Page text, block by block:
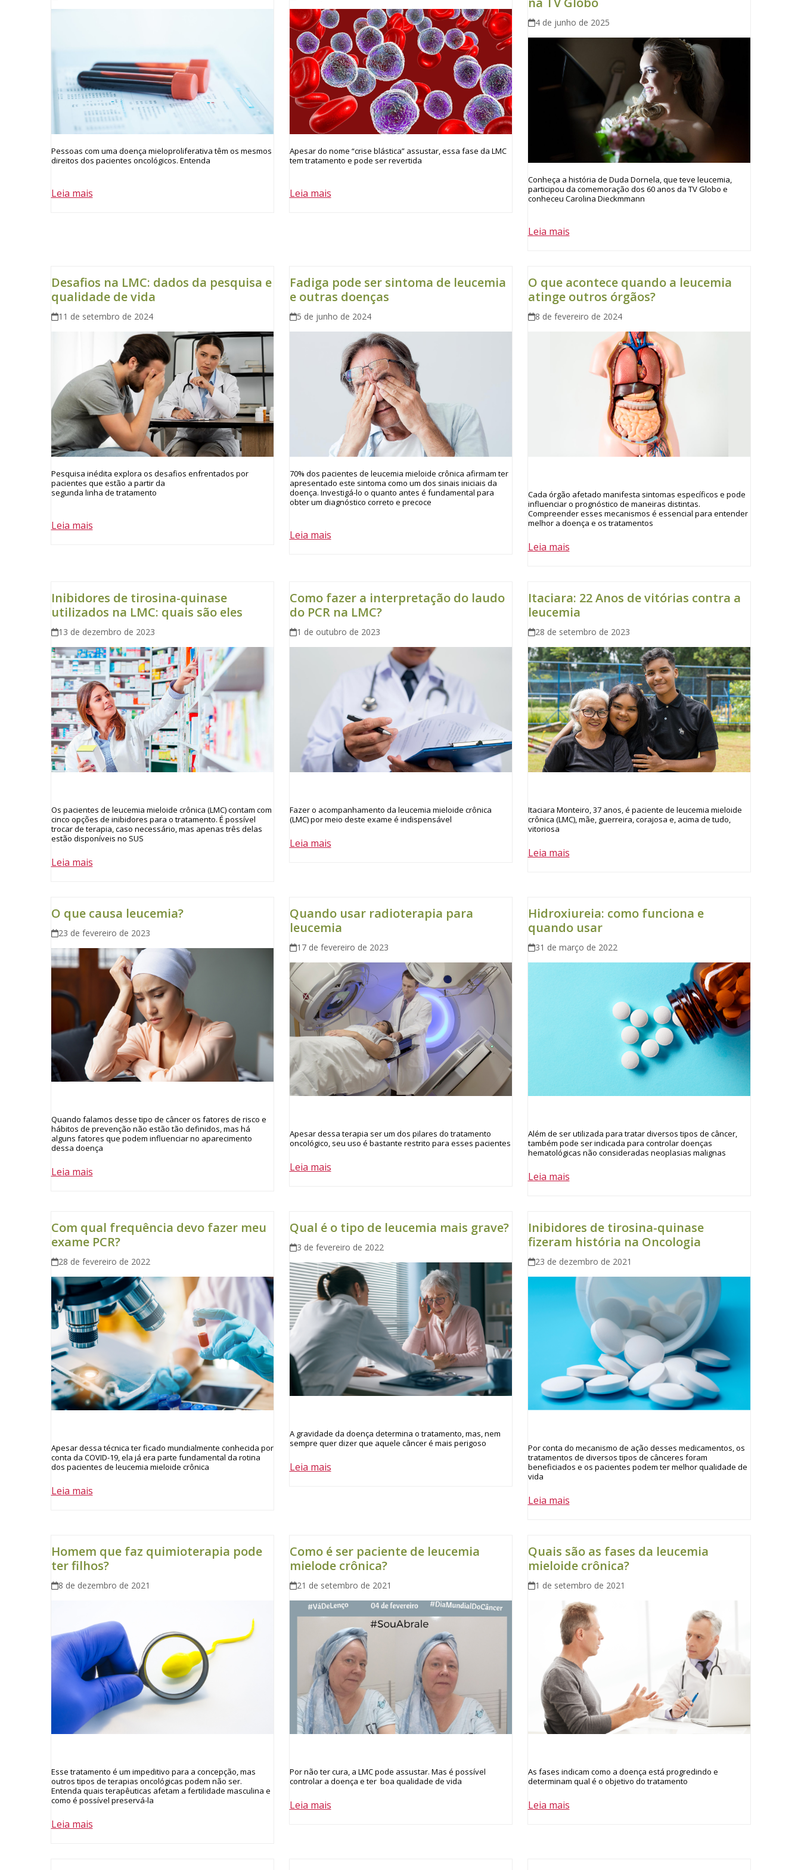
Pessoas com uma doença mieloproliferativa têm os mesmos
direitos dos pacientes oncológicos. Entenda
Leia mais
Apesar do nome “crise blástica” assustar, essa fase da LMC
tem tratamento e pode ser revertida
Leia mais
4 de junho de 2025
Conheça a história de Duda Dornela, que teve leucemia,
participou da comemoração dos 60 anos da TV Globo e
conheceu Carolina Dieckmmann
Leia mais
Desafios na LMC: dados da pesquisa e
qualidade de vida
11 de setembro de 2024
Pesquisa inédita explora os desafios enfrentados por
pacientes que estão a partir da
segunda linha de tratamento
Leia mais
Fadiga pode ser sintoma de leucemia
e outras doenças
5 de junho de 2024
70% dos pacientes de leucemia mieloide crônica afirmam ter
apresentado este sintoma como um dos sinais iniciais da
doença. Investigá-lo o quanto antes é fundamental para
obter um diagnóstico correto e precoce
Leia mais
O que acontece quando a leucemia
atinge outros órgãos?
8 de fevereiro de 2024
Cada órgão afetado manifesta sintomas específicos e pode
influenciar o prognóstico de maneiras distintas.
Compreender esses mecanismos é essencial para entender
melhor a doença e os tratamentos
Leia mais
Inibidores de tirosina-quinase
utilizados na LMC: quais são eles
13 de dezembro de 2023
Os pacientes de leucemia mieloide crônica (LMC) contam com
cinco opções de inibidores para o tratamento. É possível
trocar de terapia, caso necessário, mas apenas três delas
estão disponíveis no SUS
Leia mais
Como fazer a interpretação do laudo
do PCR na LMC?
1 de outubro de 2023
Fazer o acompanhamento da leucemia mieloide crônica
(LMC) por meio deste exame é indispensável
Leia mais
Itaciara: 22 Anos de vitórias contra a
leucemia
28 de setembro de 2023
Itaciara Monteiro, 37 anos, é paciente de leucemia mieloide
crônica (LMC), mãe, guerreira, corajosa e, acima de tudo,
vitoriosa
Leia mais
O que causa leucemia?
23 de fevereiro de 2023
Quando falamos desse tipo de câncer os fatores de risco e
hábitos de prevenção não estão tão definidos, mas há
alguns fatores que podem influenciar no aparecimento
dessa doença
Leia mais
Quando usar radioterapia para
leucemia
17 de fevereiro de 2023
Apesar dessa terapia ser um dos pilares do tratamento
oncológico, seu uso é bastante restrito para esses pacientes
Leia mais
Hidroxiureia: como funciona e
quando usar
31 de março de 2022
Além de ser utilizada para tratar diversos tipos de câncer,
também pode ser indicada para controlar doenças
hematológicas não consideradas neoplasias malignas
Leia mais
Com qual frequência devo fazer meu
exame PCR?
28 de fevereiro de 2022
Apesar dessa técnica ter ficado mundialmente conhecida por
conta da COVID-19, ela já era parte fundamental da rotina
dos pacientes de leucemia mieloide crônica
Leia mais
Qual é o tipo de leucemia mais grave?
3 de fevereiro de 2022
A gravidade da doença determina o tratamento, mas, nem
sempre quer dizer que aquele câncer é mais perigoso
Leia mais
Inibidores de tirosina-quinase
fizeram história na Oncologia
23 de dezembro de 2021
Por conta do mecanismo de ação desses medicamentos, os
tratamentos de diversos tipos de cânceres foram
beneficiados e os pacientes podem ter melhor qualidade de
vida
Leia mais
Homem que faz quimioterapia pode
ter filhos?
8 de dezembro de 2021
Esse tratamento é um impeditivo para a concepção, mas
outros tipos de terapias oncológicas podem não ser.
Entenda quais terapêuticas afetam a fertilidade masculina e
como é possível preservá-la
Leia mais
Como é ser paciente de leucemia
mielode crônica?
21 de setembro de 2021
Por não ter cura, a LMC pode assustar. Mas é possível
controlar a doença e ter boa qualidade de vida
Leia mais
Quais são as fases da leucemia
mieloide crônica?
1 de setembro de 2021
As fases indicam como a doença está progredindo e
determinam qual é o objetivo do tratamento
Leia mais